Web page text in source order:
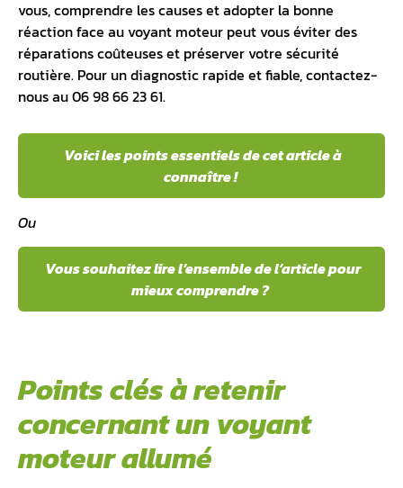
vous, comprendre les causes et adopter la bonne
réaction face au voyant moteur peut vous éviter des
réparations coûteuses et préserver votre sécurité
routière. Pour un diagnostic rapide et fiable, contactez-
nous au 06 98 66 23 61.
Voici les points essentiels de cet article à
connaître !
Ou
Vous souhaitez lire l’ensemble de l’article pour
mieux comprendre ?
Points clés à retenir
concernant un voyant
moteur allumé